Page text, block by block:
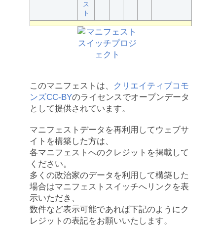
ス
ト
このマニフェストは、
クリエイティブコモ
ンズCC-BYのライセンスでオープンデータ
として提供されています。
マニフェストデータを再利用してウェブサ
イトを構築した方は、
各マニフェストへのクレジットを掲載して
ください。
多くの政治家のデータを利用して構築した
場合はマニフェストスイッチへリンクを表
示いただき、
数件など表示可能であれば下記のようにク
レジットの表記をお願いいたします。